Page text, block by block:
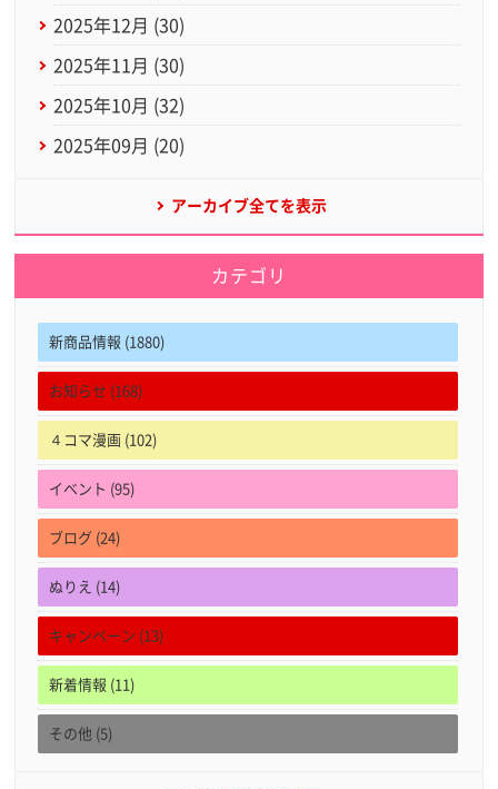
2025年12月 (30)
2025年11月 (30)
2025年10月 (32)
2025年09月 (20)
アーカイブ全てを表示
カテゴリ
新商品情報 (1880)
お知らせ (168)
４コマ漫画 (102)
イベント (95)
ブログ (24)
ぬりえ (14)
キャンペーン (13)
新着情報 (11)
その他 (5)